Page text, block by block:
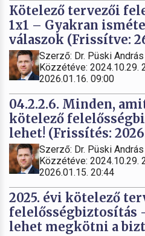
Kötelező tervezői
1x1 – Gyakran
válaszok (Frissítve:
Szerző: Dr. Püski András
Közzétéve: 2024.10.29.
2026.01.16. 09:00
04.2.2.6. Minden,
kötelező
lehet! (Frissítés:
Szerző: Dr. Püski András
Közzétéve: 2024.10.29.
2026.01.15. 20:44
2025. évi kötelező
felelősségbiztosítás
lehet megkötni a